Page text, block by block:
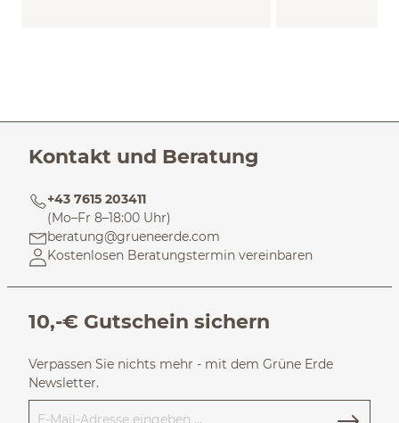
Kontakt und Beratung
+43 7615 203411
(Mo–Fr 8–18:00 Uhr)
beratung@grueneerde.com
Kostenlosen Beratungstermin vereinbaren
10,-€ Gutschein sichern
Verpassen Sie nichts mehr - mit dem Grüne Erde
Newsletter.